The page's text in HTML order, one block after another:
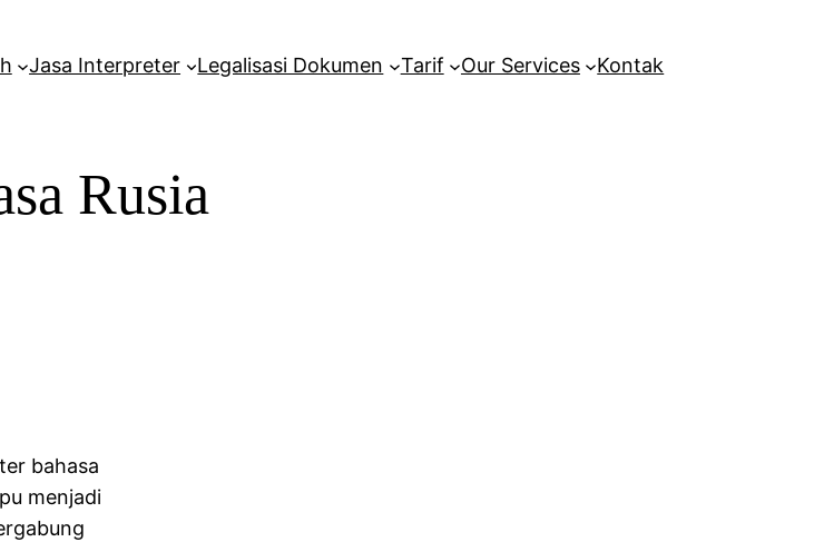
Jasa Interpreter Legalisasi Dokumen Tarif Our Services Kontak
Rusia
bahasa
menjadi